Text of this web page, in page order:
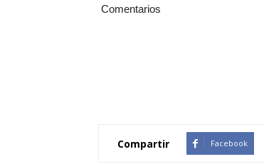
Comentarios
Compartir Facebook